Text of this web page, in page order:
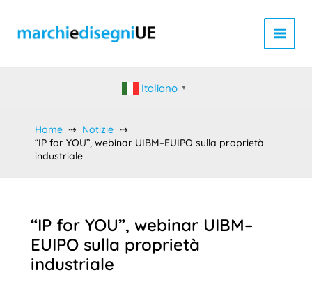
contenuto
Italiano ▼
Home
Notizie
“IP for YOU”, webinar UIBM–EUIPO sulla proprietà
industriale
“IP for YOU”, webinar UIBM–
EUIPO sulla proprietà
industriale